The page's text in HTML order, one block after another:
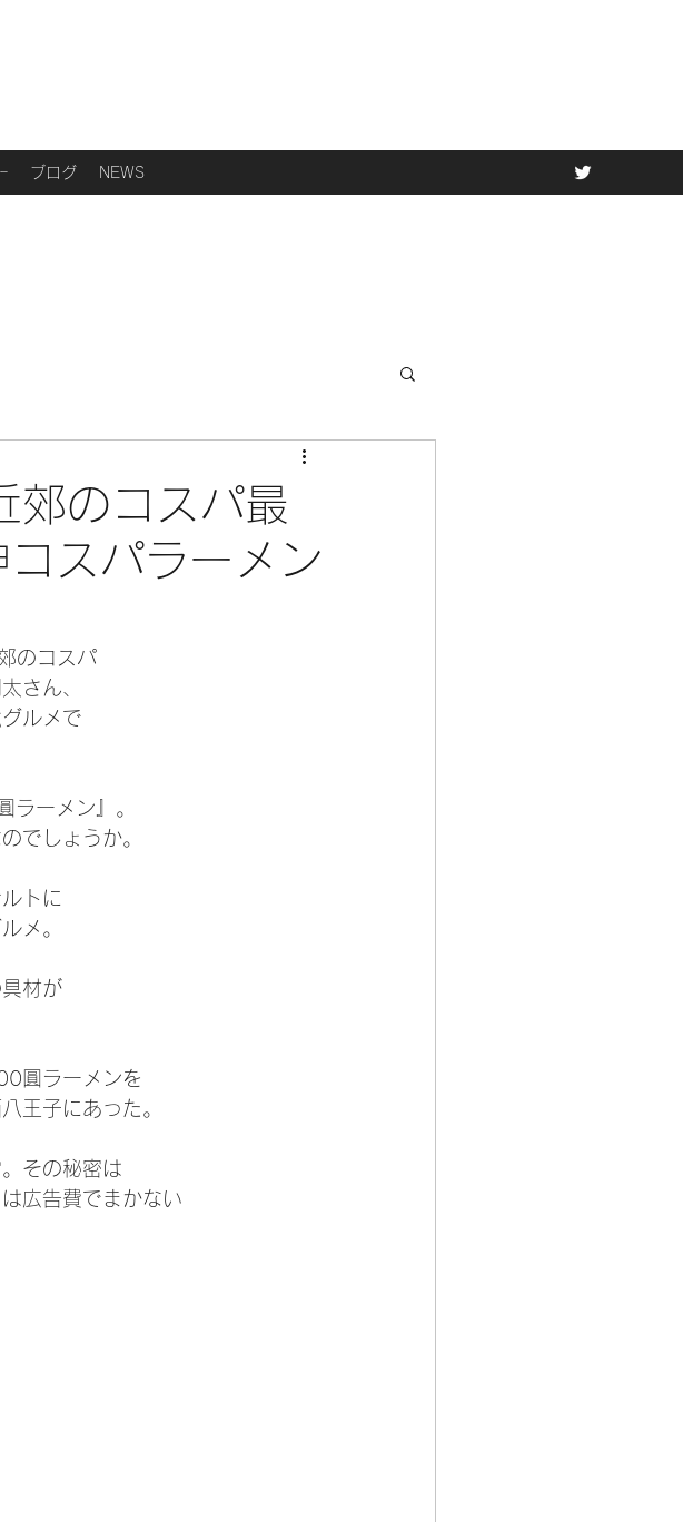
ブログ NEWS
郊のコスパ最
スパラーメン
のコスパ
さん、
ルメで
ーメン』。
でしょうか。
トに
メ。
材が
圓ラーメンを
王子にあった。
その秘密は
広告費でまかない